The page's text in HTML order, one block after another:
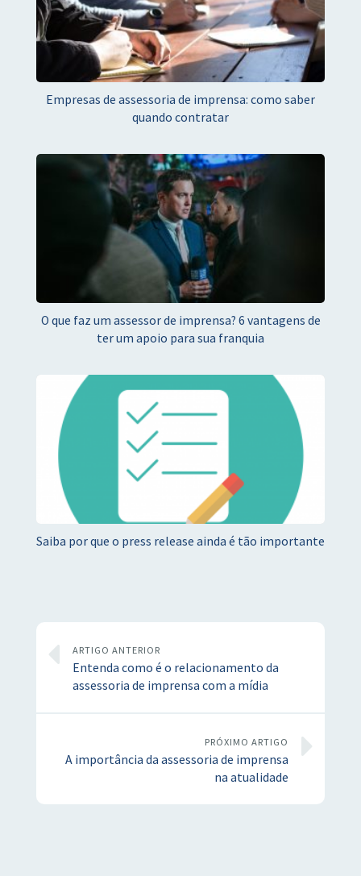
Empresas de assessoria de imprensa: como saber
quando contratar
O que faz um assessor de imprensa? 6 vantagens de
ter um apoio para sua franquia
Saiba por que o press release ainda é tão importante
ARTIGO ANTERIOR
Entenda como é o relacionamento da
assessoria de imprensa com a mídia
PRÓXIMO ARTIGO
A importância da assessoria de imprensa
na atualidade